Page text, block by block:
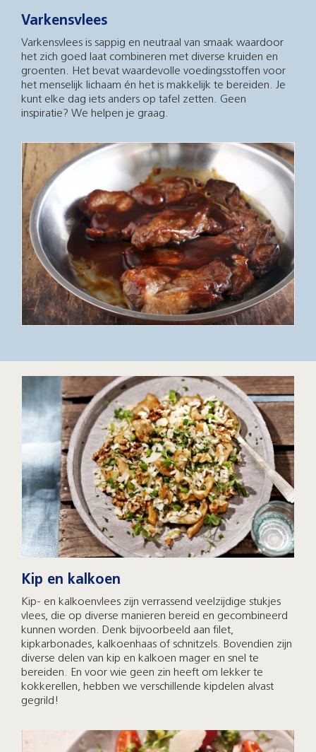
Varkensvlees
Varkensvlees is sappig en neutraal van smaak waardoor
het zich goed laat combineren met diverse kruiden en
groenten. Het bevat waardevolle voedingsstoffen voor
het menselijk lichaam én het is makkelijk te bereiden. Je
kunt elke dag iets anders op tafel zetten. Geen
inspiratie? We helpen je graag.
Kip en kalkoen
Kip- en kalkoenvlees zijn verrassend veelzijdige stukjes
vlees, die op diverse manieren bereid en gecombineerd
kunnen worden. Denk bijvoorbeeld aan filet,
kipkarbonades, kalkoenhaas of schnitzels. Bovendien zijn
diverse delen van kip en kalkoen mager en snel te
bereiden. En voor wie geen zin heeft om lekker te
kokkerellen, hebben we verschillende kipdelen alvast
gegrild!